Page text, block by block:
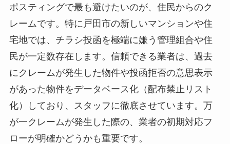
ポスティングで最も避けたいのが、住民からのク
レームです。特に戸田市の新しいマンションや住
宅地では、チラシ投函を極端に嫌う管理組合や住
民が一定数存在します。信頼できる業者は、過去
にクレームが発生した物件や投函拒否の意思表示
があった物件をデータベース化（配布禁止リスト
化）しており、スタッフに徹底させています。万
が一クレームが発生した際の、業者の初期対応フ
ローが明確かどうかも重要です。